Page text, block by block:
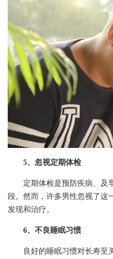
5、忽视定期体检
定期体检是预防疾病、及
段。然而，许多男性忽视了这
发现和治疗。
6、不良睡眠习惯
良好的睡眠习惯对长寿至